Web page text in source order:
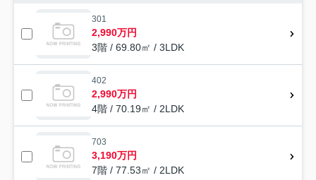
301
2,990万円
3階 / 69.80㎡ / 3LDK
402
2,990万円
4階 / 70.19㎡ / 2LDK
703
3,190万円
7階 / 77.53㎡ / 2LDK